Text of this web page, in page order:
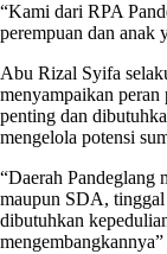
“Kami dari RPA
perempuan dan anak
Abu Rizal Syifa
menyampaikan peran
penting dan
mengelola potensi
“Daerah Pandeglang
maupun SDA, tinggal
dibutuhkan